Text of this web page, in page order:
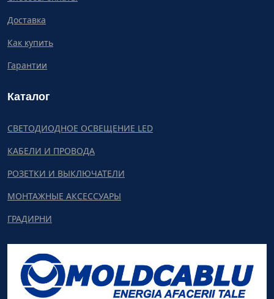
Доставка
Как купить
Гарантии
Каталог
СВЕТОДИОДНОЕ ОСВЕЩЕНИЕ LED
КАБЕЛИ И ПРОВОДА
РОЗЕТКИ И ВЫКЛЮЧАТЕЛИ
МОНТАЖНЫЕ АКСЕССУАРЫ
ГРАДИРНИ